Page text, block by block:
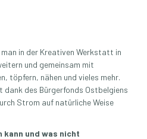
in der Kreativen Werkstatt in
und gemeinsam mit
töpfern, nähen und vieles mehr.
des Bürgerfonds Ostbelgiens
Strom auf natürliche Weise
kann und was nicht